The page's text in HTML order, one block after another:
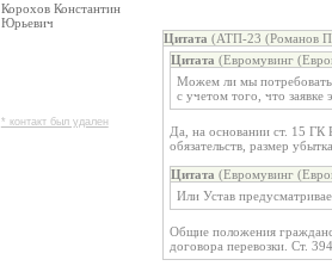
Корохов Константин
Юрьевич
* контакт был удален
Цитата (АТП-23 (Романов
Цитата (Евромувинг
Можем ли мы потребовать
с учетом того, что заявке
Да, на основании ст. 15 ГК
обязательств, размер
Цитата (Евромувинг
Или Устав
Общие положения
договора перевозки. Ст.